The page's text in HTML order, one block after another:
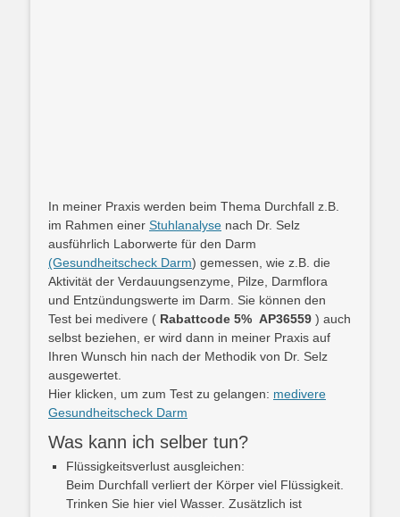
In meiner Praxis werden beim Thema Durchfall z.B.
im Rahmen einer Stuhlanalyse nach Dr. Selz
ausführlich Laborwerte für den Darm
(Gesundheitscheck Darm) gemessen, wie z.B. die
Aktivität der Verdauungsenzyme, Pilze, Darmflora
und Entzündungswerte im Darm. Sie können den
Test bei medivere ( Rabattcode 5% AP36559 ) auch
selbst beziehen, er wird dann in meiner Praxis auf
Ihren Wunsch hin nach der Methodik von Dr. Selz
ausgewertet.
Hier klicken, um zum Test zu gelangen: medivere
Gesundheitscheck Darm
Was kann ich selber tun?
Flüssigkeitsverlust ausgleichen:
Beim Durchfall verliert der Körper viel Flüssigkeit.
Trinken Sie hier viel Wasser. Zusätzlich ist